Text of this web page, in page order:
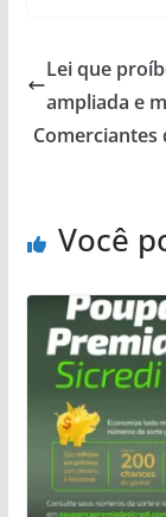
Lei que
ampliada e
Você